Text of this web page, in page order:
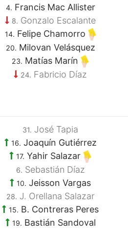
4. Francis Mac Allister
8. Gonzalo Escalante
14. Felipe Chamorro
20. Milovan Velásquez
23. Matías Marín
24. Fabricio Díaz
31. José Tapia
16. Joaquín Gutiérrez
17. Yahir Salazar
6. Sebastián Díaz
10. Jeisson Vargas
28. J. Orellana Salazar
15. B. Contreras Peres
19. Bastián Sandoval